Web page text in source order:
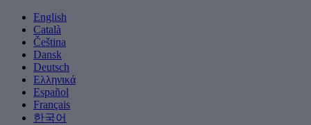
English
Català
Čeština
Dansk
Deutsch
Ελληνικά
Español
Français
한국어